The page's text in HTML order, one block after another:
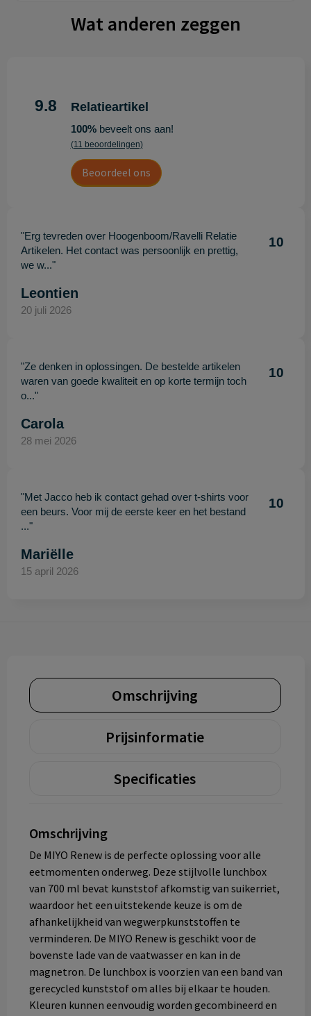
Wat anderen zeggen
9.8 Relatieartikel
100%beveelt ons aan!
(11 beoordelingen)
Beoordeel ons
"Erg tevreden over Hoogenboom/Ravelli Relatie
Artikelen. Het contact was persoonlijk en prettig,
we w..."
10
Leontien
20 juli 2026
"Ze denken in oplossingen. De bestelde artikelen
waren van goede kwaliteit en op korte termijn toch
o..."
10
Carola
28 mei 2026
"Met Jacco heb ik contact gehad over t-shirts voor
een beurs. Voor mij de eerste keer en het bestand
..."
10
Mariëlle
15 april 2026
Omschrijving
Prijsinformatie
Specificaties
Omschrijving
De MIYO Renew is de perfecte oplossing voor alle
eetmomenten onderweg. Deze stijlvolle lunchbox
van 700 ml bevat kunststof afkomstig van suikerriet,
waardoor het een uitstekende keuze is om de
afhankelijkheid van wegwerpkunststoffen te
verminderen. De MIYO Renew is geschikt voor de
bovenste lade van de vaatwasser en kan in de
magnetron. De lunchbox is voorzien van een band van
gerecycled kunststof om alles bij elkaar te houden.
Kleuren kunnen eenvoudig worden gecombineerd en